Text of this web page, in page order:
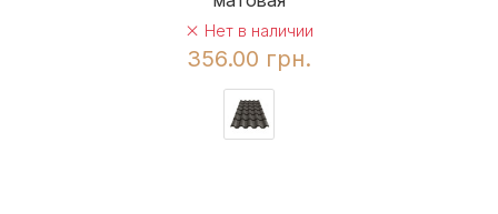
Нет в наличии
356.00 грн.